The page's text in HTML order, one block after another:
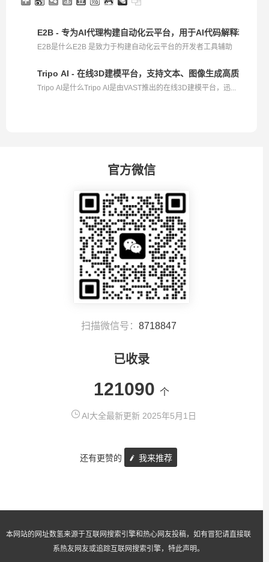
E2B - 专为AI代理构建自动化云平台，用于AI代码解释和执行
E2B是什么E2B 是致力于构建自动化云平台的开发者工具辅助
Tripo AI - 在线3D建模平台，支持文本、图像生成高质量3D模
Tripo AI是什么Tripo AI是由VAST推出的在线3D建模平台，迅...
官方微信
扫描微信号： 8718847
已收录
121090 个
AI大全最新更新 2025年5月1日
还有更赞的 我来推荐
本网站的网址数氢来源于互联网搜索引擎和热心网友投稿，如有冒犯请直接联
系热友网友或追踪互联网搜索引擎，特此声明。